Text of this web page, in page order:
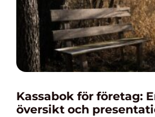
Kassabok för företag:
översikt och